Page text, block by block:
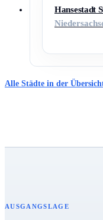
Hansestadt
Alle Städte in der
AUSGANGSLAGE